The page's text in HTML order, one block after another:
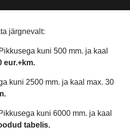
järgnevalt:
kuni 500 mm. ja kaal
eur.+km.
kuni 2500 mm. ja kaal max. 30
kuni 6000 mm. ja kaal
tabelis.